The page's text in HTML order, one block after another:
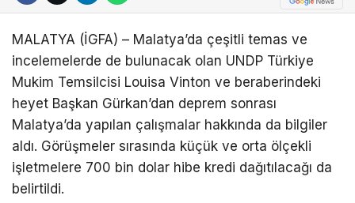
MALATYA (İGFA) – Malatya’da çeşitli temas ve
incelemelerde de bulunacak olan UNDP Türkiye
Mukim Temsilcisi Louisa Vinton ve beraberindeki
heyet Başkan Gürkan’dan deprem sonrası
Malatya’da yapılan çalışmalar hakkında da bilgiler
aldı. Görüşmeler sırasında küçük ve orta ölçekli
işletmelere 700 bin dolar hibe kredi dağıtılacağı da
belirtildi.